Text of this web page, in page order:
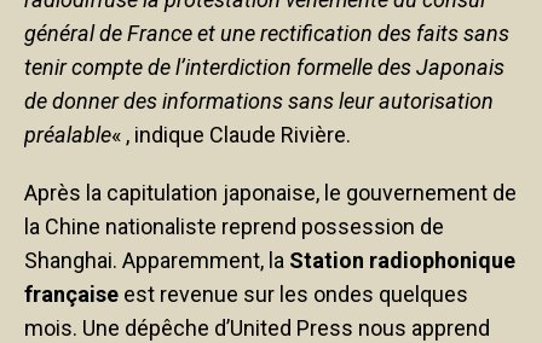
général de France et une rectification des faits sans
tenir compte de l’interdiction formelle des Japonais
de donner des informations sans leur autorisation
préalable« , indique Claude Rivière.
Après la capitulation japonaise, le gouvernement de
la Chine nationaliste reprend possession de
Shanghai. Apparemment, la Station radiophonique
française est revenue sur les ondes quelques
mois. Une dépêche d’United Press nous apprend